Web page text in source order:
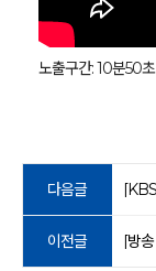
노출구간: 10분50
다음글
이전글